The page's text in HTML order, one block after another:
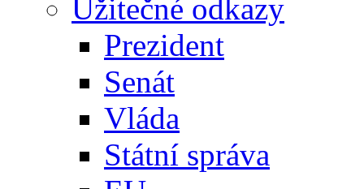
Užitečné odkazy
Prezident
Senát
Vláda
Státní správa